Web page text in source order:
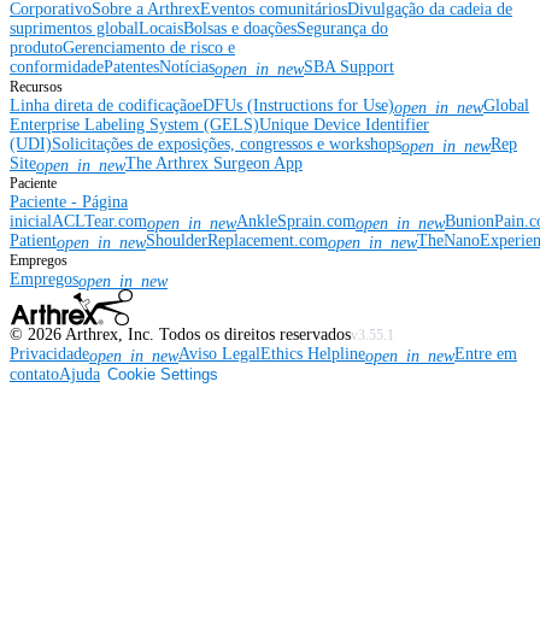
CorporativoSobre a ArthrexEventos comunitáriosDivulgação da cadeia de
suprimentos globalLocaisBolsas e doaçõesSegurança do
produtoGerenciamento de risco e
conformidadePatentesNotíciasopen_in_newSBA Support
Recursos
Linha direta de codificaçãoeDFUs (Instructions for Use)open_in_newGlobal
Enterprise Labeling System (GELS)Unique Device Identifier
(UDI)Solicitações de exposições, congressos e workshopsopen_in_newRep
Siteopen_in_newThe Arthrex Surgeon App
Paciente
Paciente - Página
inicial ACLTear.comopen_in_newAnkleSprain.comopen_in_new
Patientopen_in_newShoulderReplacement.comopen_in_new
Empregos
Empregosopen_in_new
© 2026 Arthrex, Inc. Todos os direitos reservadosv3.55.1
Privacidadeopen_in_newAviso LegalEthics Helplineopen_in_newEntre em
contatoAjuda Cookie Settings